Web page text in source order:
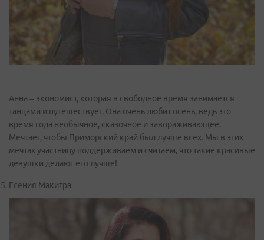
Анна – экономист, которая в свободное время занимается
танцами и путешествует. Она очень любит осень, ведь это
время года необычное, сказочное и завораживающее.
Мечтает, чтобы Приморский край был лучше всех. Мы в этих
мечтах участницу поддерживаем и считаем, что такие красивые
девушки делают его лучше!
Есения Макитра